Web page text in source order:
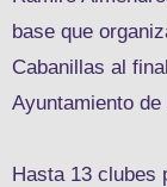
base que
Cabanillas al
Ayuntamiento
Hasta 13 clubes